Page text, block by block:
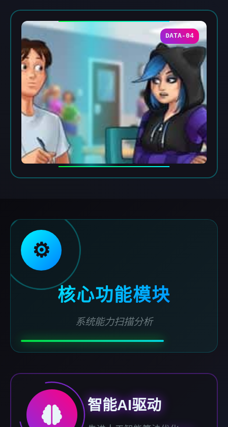
DATA-04
⚙️
核心功能模块
系统能力扫描分析
智能AI驱动